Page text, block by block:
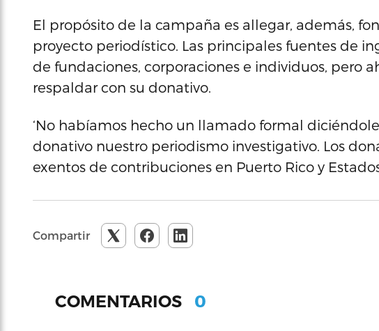
El propósito de la campaña es allegar, además,
proyecto periodístico. Las principales fuentes de
de fundaciones, corporaciones e individuos, pero
respaldar con su donativo.
‘No habíamos hecho un llamado formal
donativo nuestro periodismo investigativo. Los
exentos de contribuciones en Puerto Rico y
Compartir
COMENTARIOS 0